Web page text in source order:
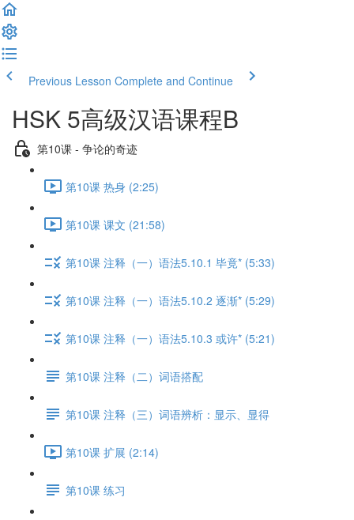
Previous Lesson Complete and Continue
HSK 5高级汉语课程B
第10课 - 争论的奇迹
第10课 热身 (2:25)
第10课 课文 (21:58)
第10课 注释（一）语法5.10.1 毕竟* (5:33)
第10课 注释（一）语法5.10.2 逐渐* (5:29)
第10课 注释（一）语法5.10.3 或许* (5:21)
第10课 注释（二）词语搭配
第10课 注释（三）词语辨析：显示、显得
第10课 扩展 (2:14)
第10课 练习